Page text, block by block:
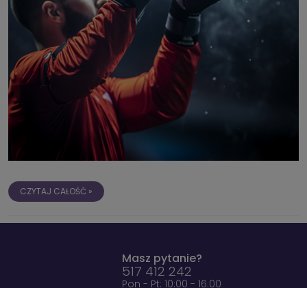
CZYTAJ CAŁOŚĆ »
Masz pytanie?
517 412 242
Pon - Pt: 10:00 - 16:00